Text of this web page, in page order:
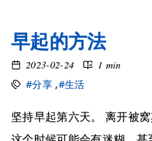
早起的方法
2023-02-24
1 min
#分享 ,#生活
坚持早起第六天。 离开被